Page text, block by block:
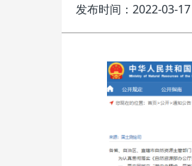
发布时间：2022-03-